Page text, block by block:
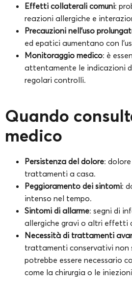
Effetti collaterali comuni:
reazioni allergiche e
Precauzioni nell’uso
ed epatici aumentano con
Monitoraggio medico: è
attentamente le indicazioni
regolari controlli.
Quando
medico
Persistenza del dolore:
trattamenti a casa.
Peggioramento dei sintomi:
intenso nel tempo.
Sintomi di allarme: segni di
allergiche gravi o altri effetti
Necessità di trattamenti
trattamenti conservativi non
potrebbe essere necessario
come la chirurgia o le